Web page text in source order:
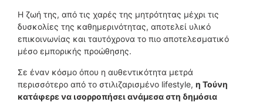
Η ζωή της, από τις χαρές της μητρότητας μέχρι τις
δυσκολίες της καθημερινότητας, αποτελεί υλικό
επικοινωνίας και ταυτόχρονα το πιο αποτελεσματικό
μέσο εμπορικής προώθησης.
Σε έναν κόσμο όπου η αυθεντικότητα μετρά
περισσότερο από το στιλιζαρισμένο lifestyle, η Τούνη
κατάφερε να ισορροπήσει ανάμεσα στη δημόσια